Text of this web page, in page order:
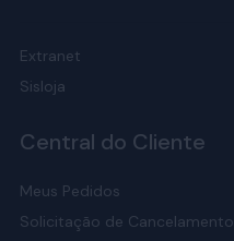
Extranet
Sisloja
Central do Cliente
Meus Pedidos
Solicitação de Cancelamento